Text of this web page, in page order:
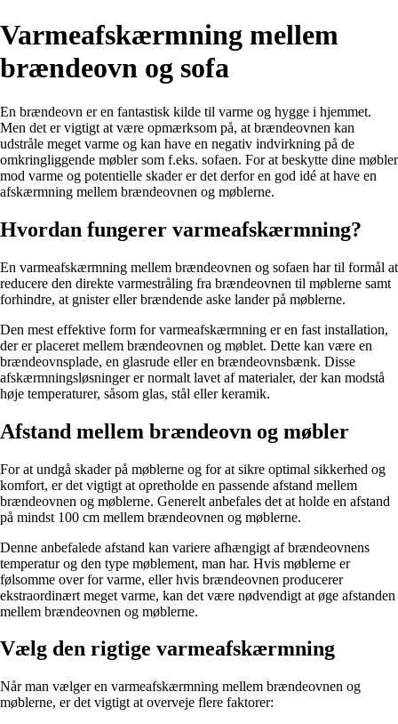
Varmeafskærmning mellem
brændeovn og sofa
En brændeovn er en fantastisk kilde til varme og hygge i hjemmet.
Men det er vigtigt at være opmærksom på, at brændeovnen kan
udstråle meget varme og kan have en negativ indvirkning på de
omkringliggende møbler som f.eks. sofaen. For at beskytte dine møbler
mod varme og potentielle skader er det derfor en god idé at have en
afskærmning mellem brændeovnen og møblerne.
Hvordan fungerer varmeafskærmning?
En varmeafskærmning mellem brændeovnen og sofaen har til formål at
reducere den direkte varmestråling fra brændeovnen til møblerne samt
forhindre, at gnister eller brændende aske lander på møblerne.
Den mest effektive form for varmeafskærmning er en fast installation,
der er placeret mellem brændeovnen og møblet. Dette kan være en
brændeovnsplade, en glasrude eller en brændeovnsbænk. Disse
afskærmningsløsninger er normalt lavet af materialer, der kan modstå
høje temperaturer, såsom glas, stål eller keramik.
Afstand mellem brændeovn og møbler
For at undgå skader på møblerne og for at sikre optimal sikkerhed og
komfort, er det vigtigt at opretholde en passende afstand mellem
brændeovnen og møblerne. Generelt anbefales det at holde en afstand
på mindst 100 cm mellem brændeovnen og møblerne.
Denne anbefalede afstand kan variere afhængigt af brændeovnens
temperatur og den type møblement, man har. Hvis møblerne er
følsomme over for varme, eller hvis brændeovnen producerer
ekstraordinært meget varme, kan det være nødvendigt at øge afstanden
mellem brændeovnen og møblerne.
Vælg den rigtige varmeafskærmning
Når man vælger en varmeafskærmning mellem brændeovnen og
møblerne, er det vigtigt at overveje flere faktorer: